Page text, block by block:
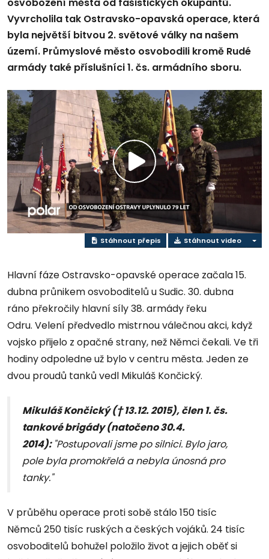
osvobození města od fašistických okupantů.
Vyvrcholila tak Ostravsko-opavská operace, která
byla největší bitvou 2. světové války na našem
území. Průmyslové město osvobodili kromě Rudé
armády také příslušníci 1. čs. armádního sboru.
Přehrát
video
Stáhnout přepis Stáhnout video
Hlavní fáze Ostravsko-opavské operace začala 15.
dubna průnikem osvoboditelů u Sudic. 30. dubna
ráno překročily hlavní síly 38. armády řeku
Odru. Velení předvedlo mistrnou válečnou akci, když
vojsko přijelo z opačné strany, než Němci čekali. Ve tři
hodiny odpoledne už bylo v centru města. Jeden ze
dvou proudů tanků vedl Mikuláš Končický.
Mikuláš Končický († 13.12. 2015), člen 1. čs.
tankové brigády (natočeno 30.4.
2014): "Postupovali jsme po silnici. Bylo jaro,
pole byla promokřelá a nebyla únosná pro
tanky."
V průběhu operace proti sobě stálo 150 tisíc
Němců 250 tisíc ruských a českých vojáků. 24 tisíc
osvoboditelů bohužel položilo život a jejich oběť si